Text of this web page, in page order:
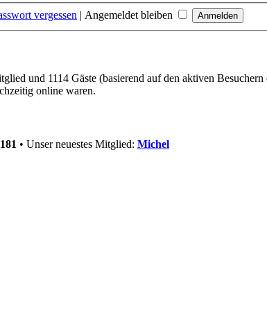
vergessen | Angemeldet bleiben
und 1114 Gäste (basierend auf den aktiven
online waren.
• Unser neuestes Mitglied: Michel